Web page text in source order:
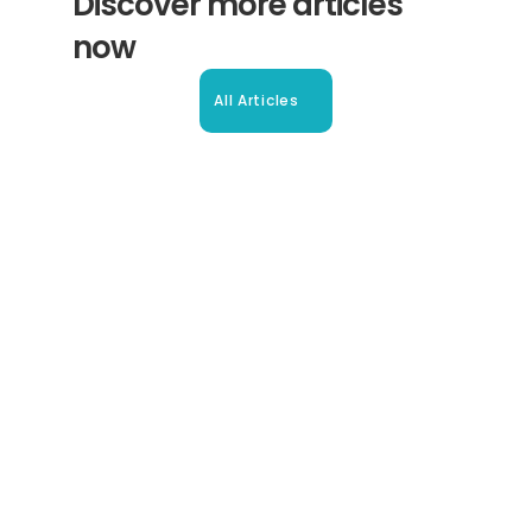
now
All Articles